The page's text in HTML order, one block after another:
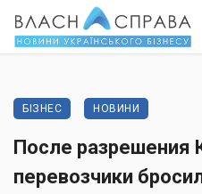
БІЗНЕС НОВИНИ
После разрешения
перевозчики